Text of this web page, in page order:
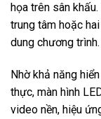
họa trên sân
trung tâm hoặc
dung chương trình.
Nhờ khả năng
thực, màn hình
video nền, hiệu